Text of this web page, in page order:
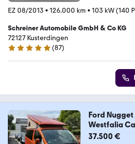
EZ 08/2013 • 126.000 km • 103 kW (140
Schreiner Automobile GmbH & Co KG
72127 Kusterdingen
5 Sterne
(87)
Ford Nugget
Westfalia
37.500 €